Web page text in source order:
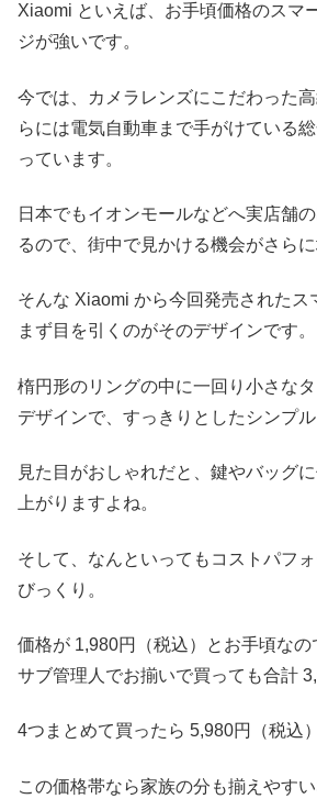
Xiaomi といえば、お手頃価格のスマ
ジが強いです。
今では、カメラレンズにこだわった
らには電気自動車まで手がけている
っています。
日本でもイオンモールなどへ実店舗
るので、街中で見かける機会がさらに
そんな Xiaomi から今回発売されたス
まず目を引くのがそのデザインです。
楕円形のリングの中に一回り小さな
デザインで、すっきりとしたシンプ
見た目がおしゃれだと、鍵やバッグ
上がりますよね。
そして、なんといってもコストパフ
びっくり。
価格が 1,980円（税込）とお手頃なの
サブ管理人でお揃いで買っても合計
4つまとめて買ったら 5,980円（税込）
この価格帯なら家族の分も揃えやすい